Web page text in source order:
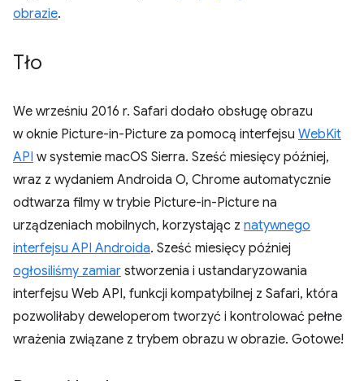
obrazie.
Tło
We wrześniu 2016 r. Safari dodało obsługę obrazu
w oknie Picture-in-Picture za pomocą interfejsu WebKit
API w systemie macOS Sierra. Sześć miesięcy później,
wraz z wydaniem Androida O, Chrome automatycznie
odtwarza filmy w trybie Picture-in-Picture na
urządzeniach mobilnych, korzystając z natywnego
interfejsu API Androida. Sześć miesięcy później
ogłosiliśmy zamiar stworzenia i ustandaryzowania
interfejsu Web API, funkcji kompatybilnej z Safari, która
pozwoliłaby deweloperom tworzyć i kontrolować pełne
wrażenia związane z trybem obrazu w obrazie. Gotowe!